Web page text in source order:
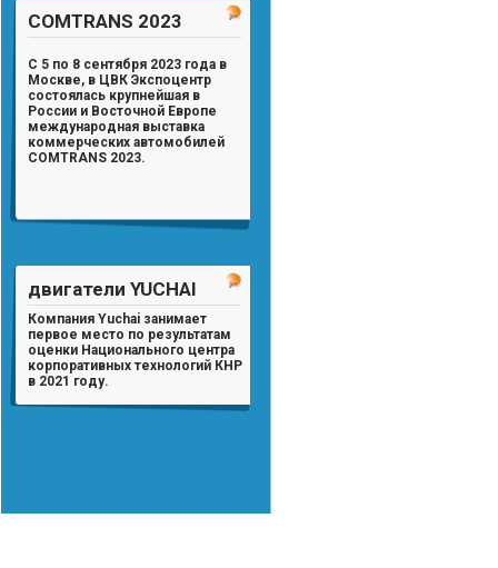
COMTRANS 2023
С 5 по 8 сентября 2023 года в
Москве, в ЦВК Экспоцентр
состоялась крупнейшая в
России и Восточной Европе
международная выставка
коммерческих автомобилей
COMTRANS 2023.
двигатели YUCHAI
Компания Yuchai занимает
первое место по результатам
оценки Национального центра
корпоративных технологий КНР
в 2021 году.